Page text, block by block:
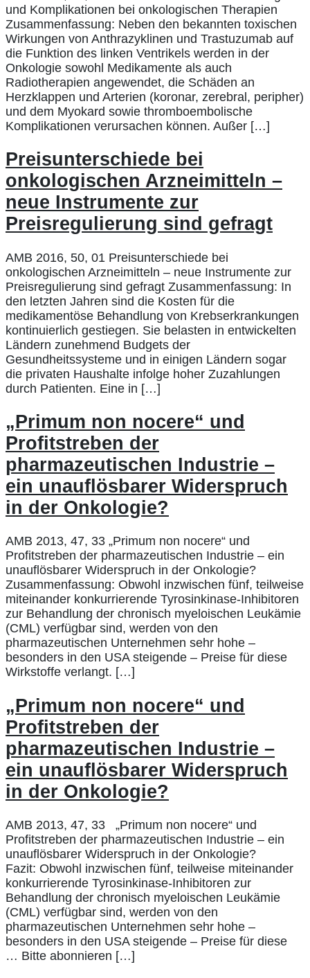
und Komplikationen bei onkologischen Therapien
Zusammenfassung: Neben den bekannten toxischen
Wirkungen von Anthrazyklinen und Trastuzumab auf
die Funktion des linken Ventrikels werden in der
Onkologie sowohl Medikamente als auch
Radiotherapien angewendet, die Schäden an
Herzklappen und Arterien (koronar, zerebral, peripher)
und dem Myokard sowie thromboembolische
Komplikationen verursachen können. Außer […]
Preisunterschiede bei
onkologischen Arzneimitteln –
neue Instrumente zur
Preisregulierung sind gefragt
AMB 2016, 50, 01 Preisunterschiede bei
onkologischen Arzneimitteln – neue Instrumente zur
Preisregulierung sind gefragt Zusammenfassung: In
den letzten Jahren sind die Kosten für die
medikamentöse Behandlung von Krebserkrankungen
kontinuierlich gestiegen. Sie belasten in entwickelten
Ländern zunehmend Budgets der
Gesundheitssysteme und in einigen Ländern sogar
die privaten Haushalte infolge hoher Zuzahlungen
durch Patienten. Eine in […]
„Primum non nocere“ und
Profitstreben der
pharmazeutischen Industrie –
ein unauflösbarer Widerspruch
in der Onkologie?
AMB 2013, 47, 33 „Primum non nocere“ und
Profitstreben der pharmazeutischen Industrie – ein
unauflösbarer Widerspruch in der Onkologie?
Zusammenfassung: Obwohl inzwischen fünf, teilweise
miteinander konkurrierende Tyrosinkinase-Inhibitoren
zur Behandlung der chronisch myeloischen Leukämie
(CML) verfügbar sind, werden von den
pharmazeutischen Unternehmen sehr hohe –
besonders in den USA steigende – Preise für diese
Wirkstoffe verlangt. […]
„Primum non nocere“ und
Profitstreben der
pharmazeutischen Industrie –
ein unauflösbarer Widerspruch
in der Onkologie?
AMB 2013, 47, 33 „Primum non nocere“ und
Profitstreben der pharmazeutischen Industrie – ein
unauflösbarer Widerspruch in der Onkologie?
Fazit: Obwohl inzwischen fünf, teilweise miteinander
konkurrierende Tyrosinkinase-Inhibitoren zur
Behandlung der chronisch myeloischen Leukämie
(CML) verfügbar sind, werden von den
pharmazeutischen Unternehmen sehr hohe –
besonders in den USA steigende – Preise für diese
… Bitte abonnieren […]